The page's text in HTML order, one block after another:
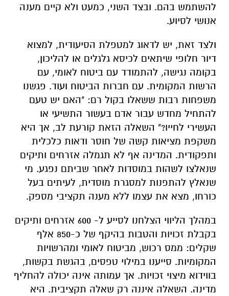
להשתמש בהם. ובצד השני, כמעט ולא קיים מענה
אנושי לסיוע.
ולצד זאת, יש לדאוג למטפלת הסיעודית, למצוא
דיור חלופי שיתאים לכיסא גלגלים או להליכון,
בקומה נגישה, להתמודד עם ביטוח לאומי, עם
הרשות המקומית. עם חברות הביטוח ועוד. פגשנו
משפחות רבות ששאלו בקול רם: "האם יש טעם
להתחיל מחדש עבור אדם בעשור התשיעי או
העשירי לחייו?" השאלה הזאת קורעת לב, אך היא
משקפת מציאות קשה של חוסר ודאות כלכלית
ותפקודית. המדינה אף לא תגמלה אזרחים ותיקים
שנאלצו לשהות במוסדות לאחר שביתם נפגע. מי
שנאלץ להתפנות למסגרת מוסדית, לעיתים בעל
כורחו, מצא את עצמו ללא מענה תקציבי מספק.
במהלך הליווי הצלחנו לסייע ל- 600 אזרחים ותיקים
בקבלת זכויות והטבות בהיקף של כ-850 אלף
שקלים: ממס רכוש, מביטוח לאומי ומהרשויות
המקומיות. סייענו במילוי טפסים, בהגשת בקשות,
בווידוא מיצוי זכויות. אך עמותה אינה יכולה להחליף
מדינה. השאלה איננה רק שאלה תקציבית. היא